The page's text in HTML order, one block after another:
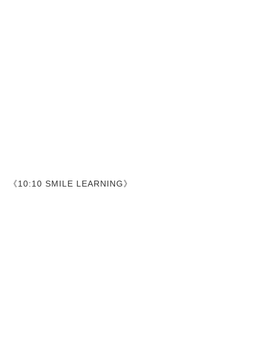
《10:10 SMILE LEARNING》